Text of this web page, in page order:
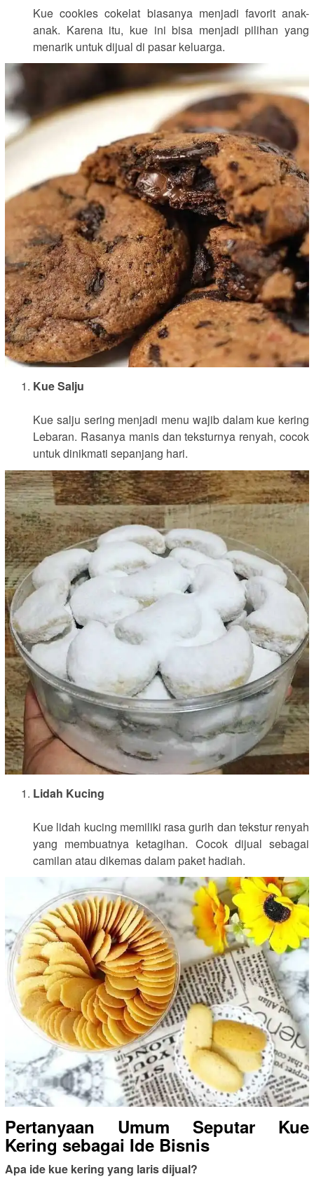
Kue cookies cokelat biasanya menjadi favorit anak-
anak. Karena itu, kue ini bisa menjadi pilihan yang
menarik untuk dijual di pasar keluarga.
Kue Salju
Kue salju sering menjadi menu wajib dalam kue kering
Lebaran. Rasanya manis dan teksturnya renyah, cocok
untuk dinikmati sepanjang hari.
Lidah Kucing
Kue lidah kucing memiliki rasa gurih dan tekstur renyah
yang membuatnya ketagihan. Cocok dijual sebagai
camilan atau dikemas dalam paket hadiah.
Pertanyaan Umum Seputar Kue
Kering sebagai Ide Bisnis
Apa ide kue kering yang laris dijual?